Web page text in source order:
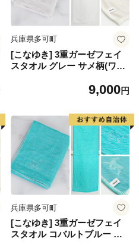
兵庫県多可町
[こなゆき] 3重ガーゼフェイ
スタオル グレー サメ柄(ワン
9,000円
兵庫県多可町
[こなゆき] 3重ガーゼフェイ
スタオル コバルトブルー 鹿